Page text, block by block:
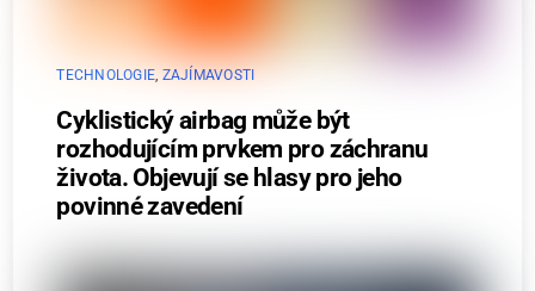
TECHNOLOGIE, ZAJÍMAVOSTI
Cyklistický airbag může být
rozhodujícím prvkem pro záchranu
života. Objevují se hlasy pro jeho
povinné zavedení